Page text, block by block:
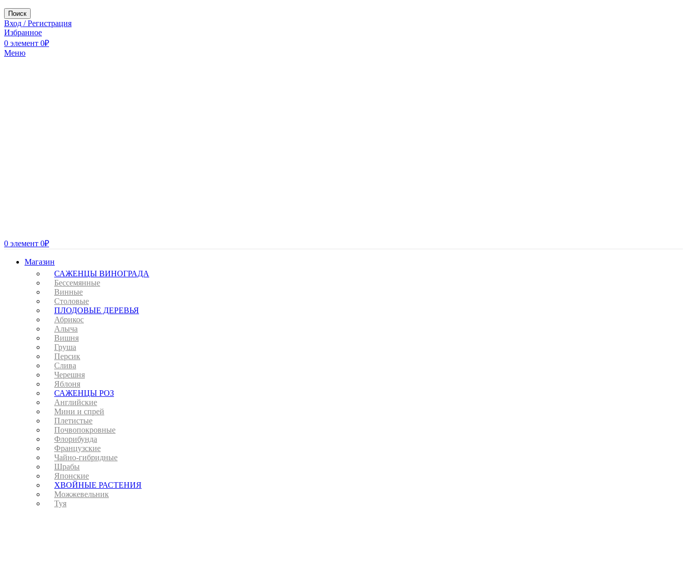
Поиск
Вход / Регистрация
Избранное
0 элемент 0₽
Меню
0 элемент 0₽
Магазин
САЖЕНЦЫ ВИНОГРАДА
Бессемянные
Винные
Столовые
ПЛОДОВЫЕ ДЕРЕВЬЯ
Абрикос
Алыча
Вишня
Груша
Персик
Слива
Черешня
Яблоня
САЖЕНЦЫ РОЗ
Английские
Мини и спрей
Плетистые
Почвопокровные
Флорибунда
Французские
Чайно-гибридные
Шрабы
Японские
ХВОЙНЫЕ РАСТЕНИЯ
Можжевельник
Туя